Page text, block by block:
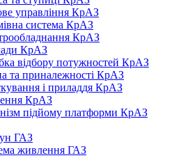
управління КрАЗ
система КрАЗ
КрАЗ
КрАЗ
відбору потужностей КрАЗ
та приналежності КрАЗ
і приладдя КрАЗ
КрАЗ
підйому платформи КрАЗ
ГАЗ
живлення ГАЗ